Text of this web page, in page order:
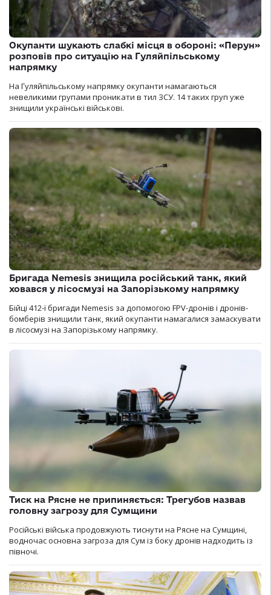
Окупанти шукають слабкі місця в обороні: «Перун»
розповів про ситуацію на Гуляйпільському
напрямку
На Гуляйпільському напрямку окупанти намагаються
невеликими групами проникати в тил ЗСУ. 14 таких груп уже
знищили українські військові.
Бригада Nemesis знищила російський танк, який
ховався у лісосмузі на Запорізькому напрямку
Бійці 412-ї бригади Nemesis за допомогою FPV-дронів і дронів-
бомберів знищили танк, який окупанти намагалися замаскувати
в лісосмузі на Запорізькому напрямку.
Тиск на Рясне не припиняється: Трегубов назвав
головну загрозу для Сумщини
Російські війська продовжують тиснути на Рясне на Сумщині,
водночас основна загроза для Сум із боку дронів надходить із
півночі.